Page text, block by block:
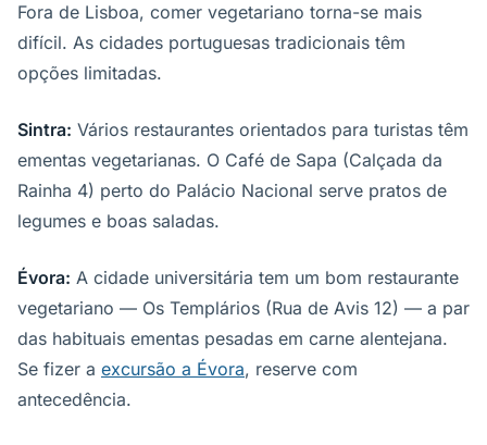
Fora de Lisboa, comer vegetariano torna-se mais
difícil. As cidades portuguesas tradicionais têm
opções limitadas.
Sintra: Vários restaurantes orientados para turistas têm
ementas vegetarianas. O Café de Sapa (Calçada da
Rainha 4) perto do Palácio Nacional serve pratos de
legumes e boas saladas.
Évora: A cidade universitária tem um bom restaurante
vegetariano — Os Templários (Rua de Avis 12) — a par
das habituais ementas pesadas em carne alentejana.
Se fizer a excursão a Évora, reserve com
antecedência.